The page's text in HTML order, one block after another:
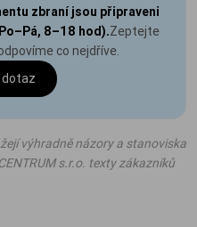
zbraní jsou připraveni
8–18 hod).Zeptejte
co nejdříve.
výhradně názory a stanoviska
s.r.o. texty zákazníků